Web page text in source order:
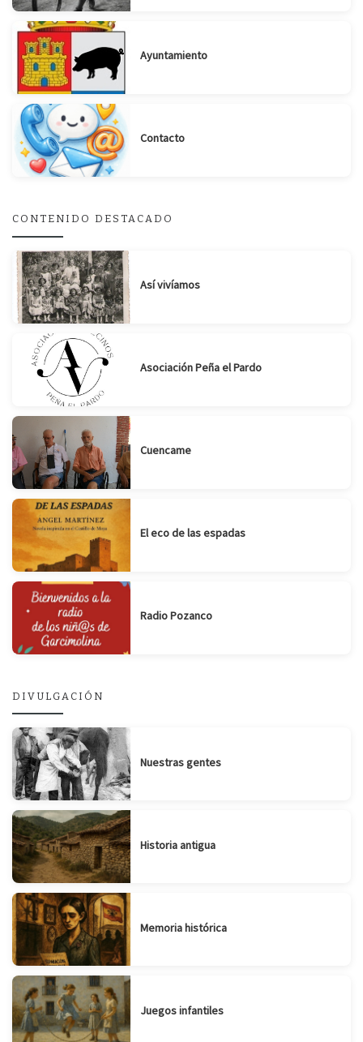
Ayuntamiento
Contacto
CONTENIDO DESTACADO
Así vivíamos
Asociación Peña el Pardo
Cuencame
El eco de las espadas
Radio Pozanco
DIVULGACIÓN
Nuestras gentes
Historia antigua
Memoria histórica
Juegos infantiles